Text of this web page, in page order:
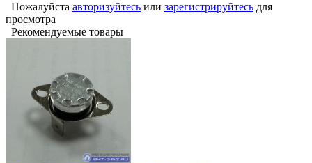
Пожалуйста авторизуйтесь или зарегистрируйтесь для
просмотра
Рекомендуемые товары